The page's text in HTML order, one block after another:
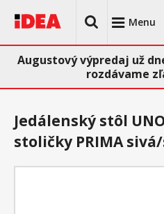
Menu
Augustový výpredaj už
rozdávame
Jedálenský stôl
stoličky PRIMA